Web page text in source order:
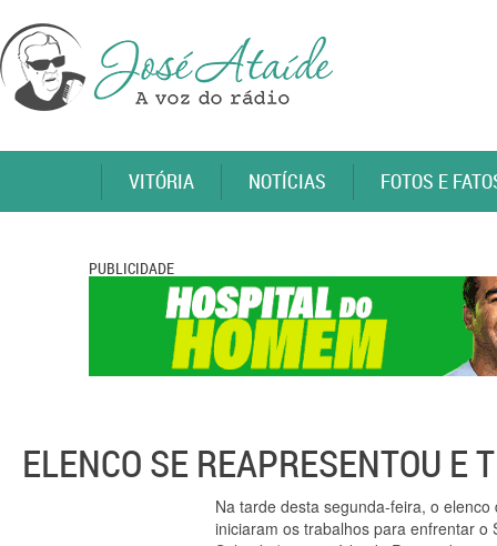
VITÓRIA NOTÍCIAS FOTOS E
PUBLICIDADE
ELENCO SE REAPRESENTOU E
Na tarde desta segunda-feira, o
iniciaram os trabalhos para enfrentar